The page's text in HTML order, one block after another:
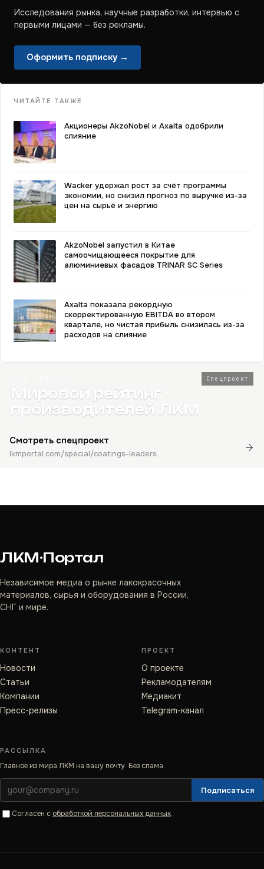
Исследования рынка, научные разработки, интервью с
первыми лицами — без рекламы.
Оформить подписку →
ЧИТАЙТЕ ТАКЖЕ
Акционеры AkzoNobel и Axalta одобрили
слияние
Wacker удержал рост за счёт программы
экономии, но снизил прогноз по выручке из-за
цен на сырьё и энергию
AkzoNobel запустил в Китае
самоочищающееся покрытие для
алюминиевых фасадов TRINAR SC Series
Axalta показала рекордную
скорректированную EBITDA во втором
квартале, но чистая прибыль снизилась из-за
расходов на слияние
Спецпроект
Мировой рейтинг
производителей ЛКМ
Смотреть спецпроект
lkmportal.com/special/coatings-leaders
ЛКМ·Портал
Независимое медиа о рынке лакокрасочных
материалов, сырья и оборудования в России,
СНГ и мире.
КОНТЕНТ
Новости
Статьи
Компании
Пресс-релизы
ПРОЕКТ
О проекте
Рекламодателям
Медиакит
Telegram-канал
РАССЫЛКА
Главное из мира ЛКМ на вашу почту. Без спама.
Подписаться
Согласен с обработкой персональных данных.